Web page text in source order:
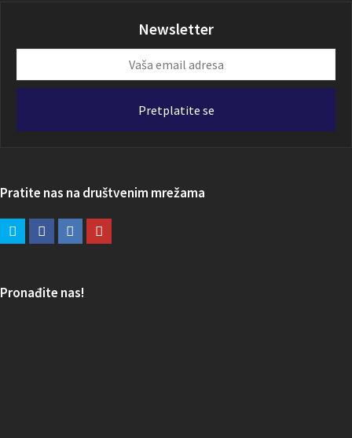
Newsletter
email
Pretplatite se
Pratite nas na društvenim mrežama
Pronađite nas!